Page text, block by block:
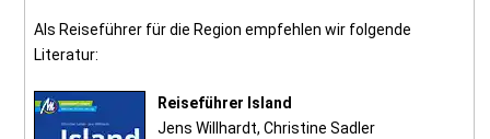
Als Reiseführer für die Region empfehlen wir folgende
Literatur:
Reiseführer Island
Jens Willhardt, Christine Sadler